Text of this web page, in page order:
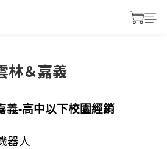
林＆嘉義
義-高中以下校園經銷
器人